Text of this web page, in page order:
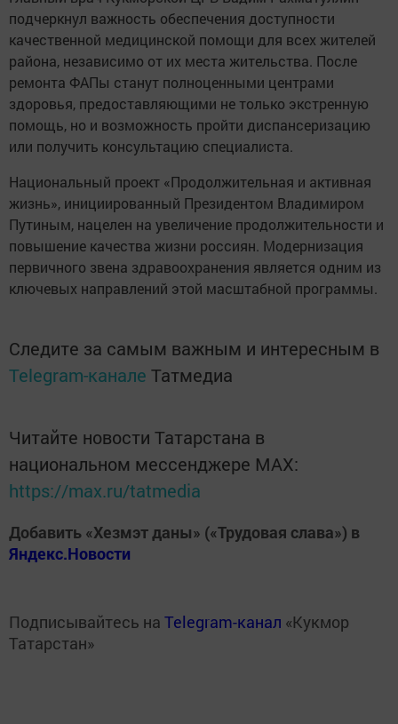
подчеркнул важность обеспечения доступности
качественной медицинской помощи для всех жителей
района, независимо от их места жительства. После
ремонта ФАПы станут полноценными центрами
здоровья, предоставляющими не только экстренную
помощь, но и возможность пройти диспансеризацию
или получить консультацию специалиста.
Национальный проект «Продолжительная и активная
жизнь», инициированный Президентом Владимиром
Путиным, нацелен на увеличение продолжительности и
повышение качества жизни россиян. Модернизация
первичного звена здравоохранения является одним из
ключевых направлений этой масштабной программы.
Следите за самым важным и интересным в
Telegram-канале Татмедиа
Читайте новости Татарстана в
национальном мессенджере MАХ:
https://max.ru/tatmedia
Добавить «Хезмэт даны» («Трудовая слава») в
Яндекс.Новости
Подписывайтесь на Telegram-канал «Кукмор
Татарстан»